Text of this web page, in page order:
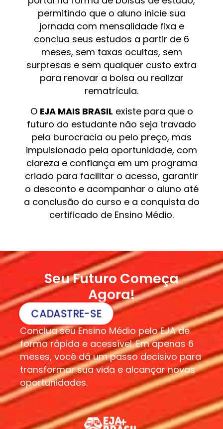
permitindo que o aluno inicie sua
jornada com mensalidade fixa e
conclua seus estudos a partir de 6
meses, sem taxas ocultas, sem
surpresas e sem qualquer custo extra
para renovar a bolsa ou realizar
rematrícula.
O EJA MAIS BRASIL existe para que o
futuro do estudante não seja travado
pela burocracia ou pelo preço, mas
impulsionado pela oportunidade, com
clareza e confiança em um programa
criado para facilitar o acesso, garantir
o desconto e acompanhar o aluno até
a conclusão do curso e a conquista do
certificado de Ensino Médio.
Seu Futuro Começa
Agora!
CADASTRE-SE
Conclua seu Ensino Médio pelo EJA de
forma rápida e acessível. Em apenas 6
meses, você dá um passo decisivo para
transformar sua vida e alcançar novas
oportunidades.